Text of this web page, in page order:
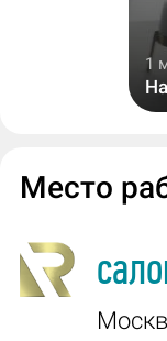
1
Место